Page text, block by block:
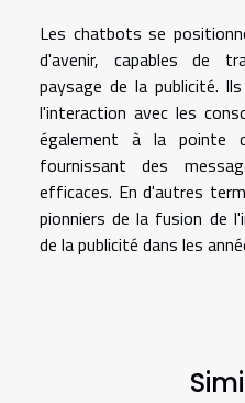
Les chatbots se
d'avenir, capables de
paysage de la publicité.
l'interaction avec les
également à la pointe
fournissant des
efficaces. En d'autres
pionniers de la fusion de
de la publicité dans les